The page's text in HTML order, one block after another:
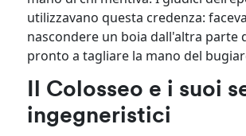
utilizzavano questa credenza:
nascondere un boia dall'altra parte
pronto a tagliare la mano del
Il Colosseo e i suoi
ingegneristici